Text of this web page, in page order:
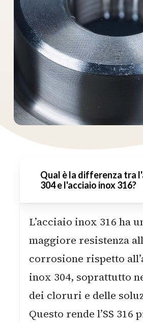
Qual è la differenza tra
304 e l'acciaio inox 316?
L’acciaio inox 316 ha
maggiore resistenza
corrosione rispetto
inox 304, soprattutto
dei cloruri e delle
Questo rende l’SS 316